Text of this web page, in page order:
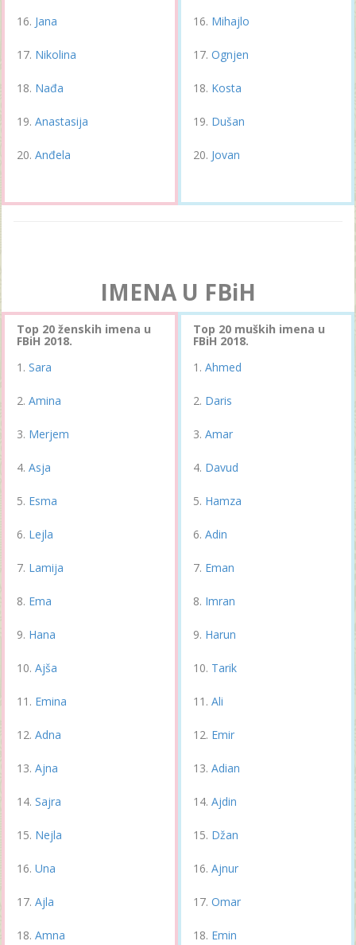
Jana
Nikolina
Nađa
Anastasija
Anđela
Mihajlo
Ognjen
Kosta
Dušan
Jovan
IMENA U FBiH
Top 20 ženskih imena u
FBiH 2018.
Sara
Amina
Merjem
Asja
Esma
Lejla
Lamija
Ema
Hana
Ajša
Emina
Adna
Ajna
Sajra
Nejla
Una
Ajla
Amna
Top 20 muških imena u
FBiH 2018.
Ahmed
Daris
Amar
Davud
Hamza
Adin
Eman
Imran
Harun
Tarik
Ali
Emir
Adian
Ajdin
Džan
Ajnur
Omar
Emin